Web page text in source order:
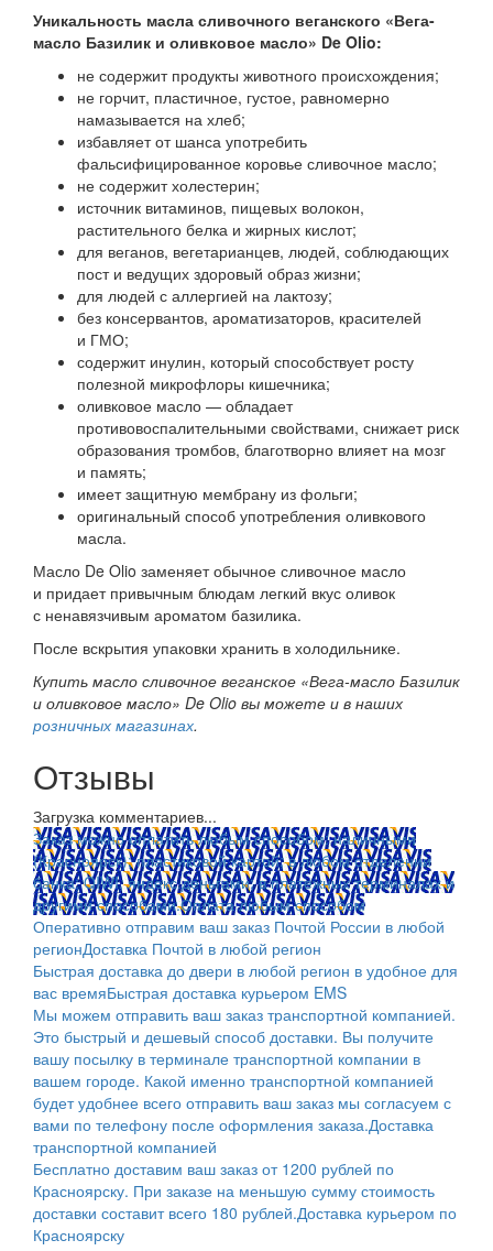
Уникальность масла сливочного веганского «Вега-
масло Базилик и оливковое масло» De Olio:
не содержит продукты животного происхождения;
не горчит, пластичное, густое, равномерно
намазывается на хлеб;
избавляет от шанса употребить
фальсифицированное коровье сливочное масло;
не содержит холестерин;
источник витаминов, пищевых волокон,
растительного белка и жирных кислот;
для веганов, вегетарианцев, людей, соблюдающих
пост и ведущих здоровый образ жизни;
для людей с аллергией на лактозу;
без консервантов, ароматизаторов, красителей
и ГМО;
содержит инулин, который способствует росту
полезной микрофлоры кишечника;
оливковое масло — обладает
противовоспалительными свойствами, снижает риск
образования тромбов, благотворно влияет на мозг
и память;
имеет защитную мембрану из фольги;
оригинальный способ употребления оливкового
масла.
Масло De Olio заменяет обычное сливочное масло
и придает привычным блюдам легкий вкус оливок
с ненавязчивым ароматом базилика.
После вскрытия упаковки хранить в холодильнике.
Купить масло сливочное веганское «Вега-масло Базилик
и оливковое масло» De Olio вы можете и в наших
розничных магазинах.
Отзывы
Загрузка комментариев...
Заказ можно оплатить любым способом: наличными
(Красноярск); пластиковой картой; в любом отделении
банка; QIWI, яндекс.деньгами; в платежных терминалах и
другими способами.Оплата любым способом
Оперативно отправим ваш заказ Почтой России в любой
регионДоставка Почтой в любой регион
Быстрая доставка до двери в любой регион в удобное для
вас времяБыстрая доставка курьером EMS
Мы можем отправить ваш заказ транспортной компанией.
Это быстрый и дешевый способ доставки. Вы получите
вашу посылку в терминале транспортной компании в
вашем городе. Какой именно транспортной компанией
будет удобнее всего отправить ваш заказ мы согласуем с
вами по телефону после оформления заказа.Доставка
транспортной компанией
Бесплатно доставим ваш заказ от 1200 рублей по
Красноярску. При заказе на меньшую сумму стоимость
доставки составит всего 180 рублей.Доставка курьером по
Красноярску